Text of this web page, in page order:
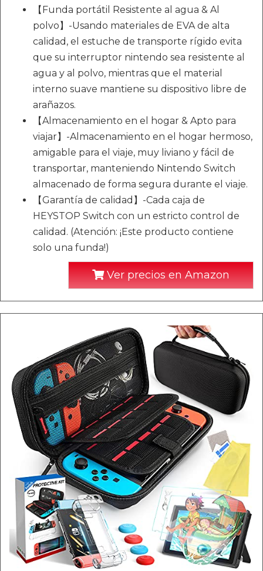
【Funda portátil Resistente al agua & Al
polvo】-Usando materiales de EVA de alta
calidad, el estuche de transporte rígido evita
que su interruptor nintendo sea resistente al
agua y al polvo, mientras que el material
interno suave mantiene su dispositivo libre de
arañazos.
【Almacenamiento en el hogar & Apto para
viajar】-Almacenamiento en el hogar hermoso,
amigable para el viaje, muy liviano y fácil de
transportar, manteniendo Nintendo Switch
almacenado de forma segura durante el viaje.
【Garantía de calidad】-Cada caja de
HEYSTOP Switch con un estricto control de
calidad. (Atención: ¡Este producto contiene
solo una funda!)
Ver precios en Amazon